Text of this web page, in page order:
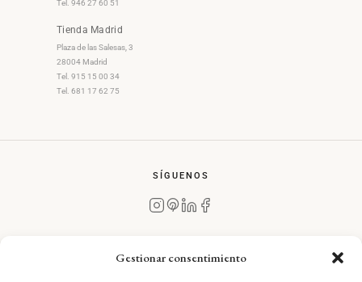
Gestionar consentimiento
Tel. 946 27 60 51
Tienda Madrid
Plaza de las Salesas, 3
28004 Madrid
Tel. 915 15 00 34
Tel. 681 17 62 75
SÍGUENOS